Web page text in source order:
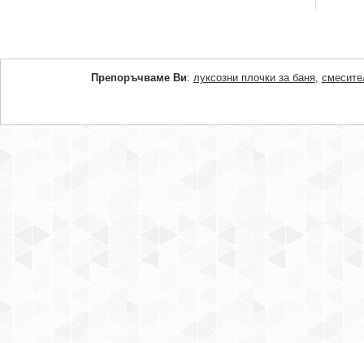
Препоръчваме Ви: луксозни плочки за баня,